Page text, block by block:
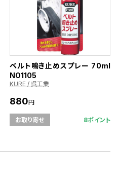
ベルト鳴き止めスプレー 70ml
NO1105
KURE / 呉工業
880円
お取り寄せ 8ポイント